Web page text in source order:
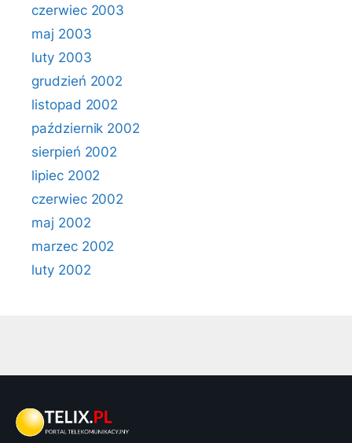
czerwiec 2003
maj 2003
luty 2003
grudzień 2002
listopad 2002
październik 2002
sierpień 2002
lipiec 2002
czerwiec 2002
maj 2002
marzec 2002
luty 2002